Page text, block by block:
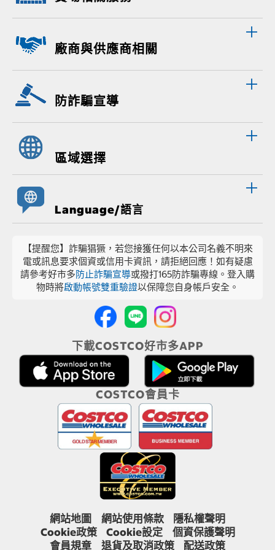
廠商與供應商相關
防詐騙宣導
區域選擇
Language/語言
【提醒您】詐騙猖獗，若您接獲任何以本公司名義不明來
電或訊息要求個資或信用卡資訊，請拒絕回應！如有疑慮
請參考好市多防止詐騙宣導或撥打165防詐騙專線。登入購
物時將啟動帳號雙重驗證以保障您自身帳戶安全。
下載COSTCO好市多APP
COSTCO會員卡
網站地圖 網站使用條款
隱私權聲明
Cookie政策
Cookie設定
個資保護聲明
會員規章
退貨及取消政策 配送政策